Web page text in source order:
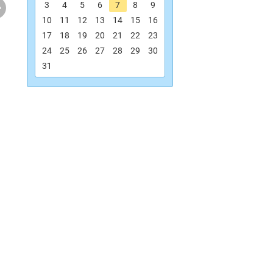
3 4 5 6 7 8
9
10
11 12 13 14 15
16
17
18 19 20 21 22
23
24
25 26 27 28 29
30
31